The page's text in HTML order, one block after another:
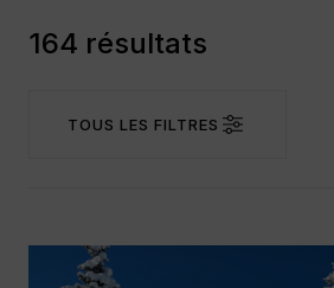
164 résultats
TOUS LES FILTRES